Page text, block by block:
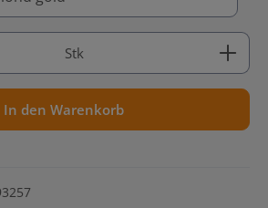
den gewünschten Wert ein
Stk
In den Warenkorb